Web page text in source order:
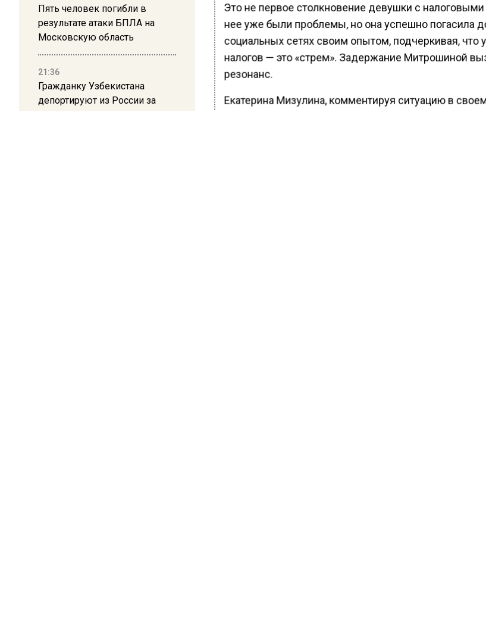
Пять человек погибли в
результате атаки БПЛА на
Московскую область
21:36
Гражданку Узбекистана
депортируют из России за
Это не первое столкновение девушки с налоговыми
нее уже были проблемы, но она успешно погасила
социальных сетях своим опытом, подчеркивая, что
налогов — это «стрем». Задержание Митрошиной
резонанс.
Екатерина Мизулина, комментируя ситуацию в